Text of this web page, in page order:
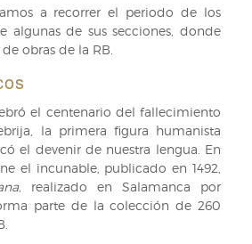
a recorrer el periodo de los
algunas de sus secciones, donde
obras de la RB.
el centenario del fallecimiento
la primera figura humanista
el devenir de nuestra lengua. En
el incunable, publicado en 1492,
, realizado en Salamanca por
parte de la colección de 260